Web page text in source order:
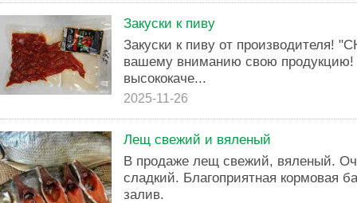
Закуски к пиву
Закуски к пиву от производителя!
вашему вниманию свою продукцию!
высококаче...
2025-11-26
Лещ свежий и вяленый
В продаже лещ свежий, вяленый.
сладкий. Благоприятная кормовая
залив.